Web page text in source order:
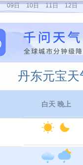
丹东元宝
白天 晚上